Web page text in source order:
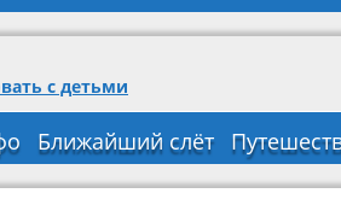
с детьми
Ближайший слёт